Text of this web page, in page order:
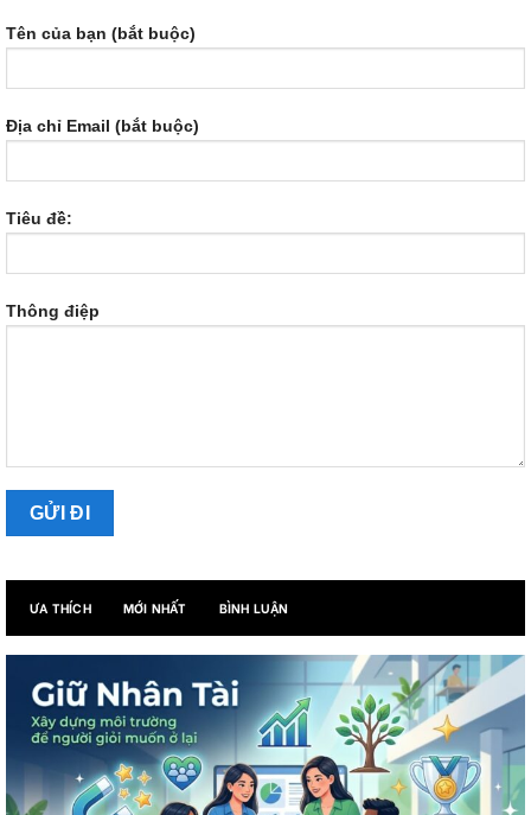
Tên của bạn (bắt buộc)
Địa chỉ Email (bắt buộc)
Tiêu đề:
Thông điệp
ƯA THÍCH MỚI NHẤT BÌNH LUẬN